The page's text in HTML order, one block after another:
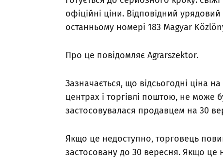
офіційні ціни. Відповідний
останньому номері 183 Magyar
Про це повідомляє Agrarszektor.
Зазначається, що відсьогодні ціна
центрах і торгівлі поштою, не може
застосовувалася продавцем на 30
Якщо це недоступно, торговець
застосовану до 30 вересня. Якщо це